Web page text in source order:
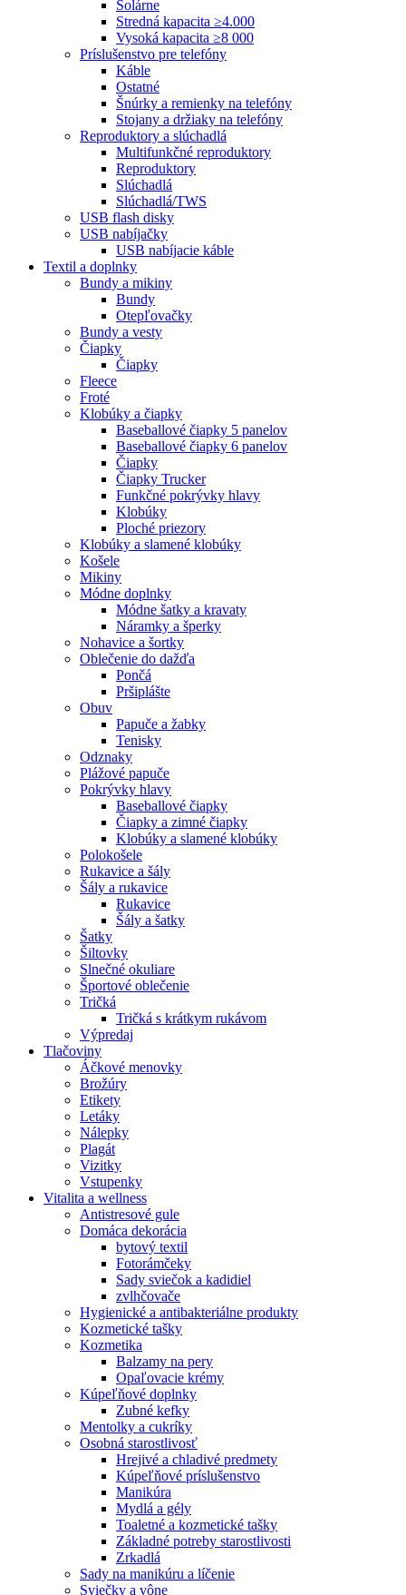
Solárne
Stredná kapacita ≥4.000
Vysoká kapacita ≥8 000
Príslušenstvo pre telefóny
Káble
Ostatné
Šnúrky a remienky na telefóny
Stojany a držiaky na telefóny
Reproduktory a slúchadlá
Multifunkčné reproduktory
Reproduktory
Slúchadlá
Slúchadlá/TWS
USB flash disky
USB nabíjačky
USB nabíjacie káble
Textil a doplnky
Bundy a mikiny
Bundy
Otepľovačky
Bundy a vesty
Čiapky
Čiapky
Fleece
Froté
Klobúky a čiapky
Baseballové čiapky 5 panelov
Baseballové čiapky 6 panelov
Čiapky
Čiapky Trucker
Funkčné pokrývky hlavy
Klobúky
Ploché priezory
Klobúky a slamené klobúky
Košele
Mikiny
Módne doplnky
Módne šatky a kravaty
Náramky a šperky
Nohavice a šortky
Oblečenie do dažďa
Pončá
Pršiplášte
Obuv
Papuče a žabky
Tenisky
Odznaky
Plážové papuče
Pokrývky hlavy
Baseballové čiapky
Čiapky a zimné čiapky
Klobúky a slamené klobúky
Polokošele
Rukavice a šály
Šály a rukavice
Rukavice
Šály a šatky
Šatky
Šiltovky
Slnečné okuliare
Športové oblečenie
Tričká
Tričká s krátkym rukávom
Výpredaj
Tlačoviny
Áčkové menovky
Brožúry
Etikety
Letáky
Nálepky
Plagát
Vizitky
Vstupenky
Vitalita a wellness
Antistresové gule
Domáca dekorácia
bytový textil
Fotorámčeky
Sady sviečok a kadidiel
zvlhčovače
Hygienické a antibakteriálne produkty
Kozmetické tašky
Kozmetika
Balzamy na pery
Opaľovacie krémy
Kúpeľňové doplnky
Zubné kefky
Mentolky a cukríky
Osobná starostlivosť
Hrejivé a chladivé predmety
Kúpeľňové príslušenstvo
Manikúra
Mydlá a gély
Toaletné a kozmetické tašky
Základné potreby starostlivosti
Zrkadlá
Sady na manikúru a líčenie
Sviečky a vône